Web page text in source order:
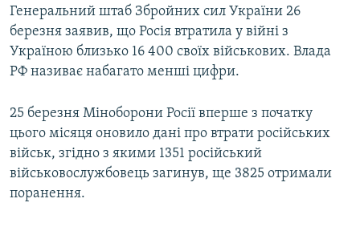
Генеральний штаб Збройних сил України 26
березня заявив, що Росія втратила у війні з
Україною близько 16 400 своїх військових. Влада
РФ називає набагато менші цифри.
25 березня Міноборони Росії вперше з початку
цього місяця оновило дані про втрати російських
військ, згідно з якими 1351 російський
військовослужбовець загинув, ще 3825 отримали
поранення.